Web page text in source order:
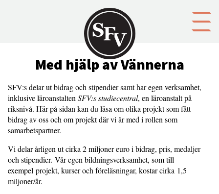
Med hjälp av Vännerna
SFV:s delar ut bidrag och stipendier samt har egen verksamhet,
inklusive läroanstalten SFV:s studiecentral, en läroanstalt på
riksnivå. Här på sidan kan du läsa om olika projekt som fått
bidrag av oss och om projekt där vi är med i rollen som
samarbetspartner.
Vi delar årligen ut cirka 2 miljoner euro i bidrag, pris, medaljer
och stipendier. Vår egen bildningsverksamhet, som till
exempel projekt, kurser och föreläsningar, kostar cirka 1,5
miljoner/år.